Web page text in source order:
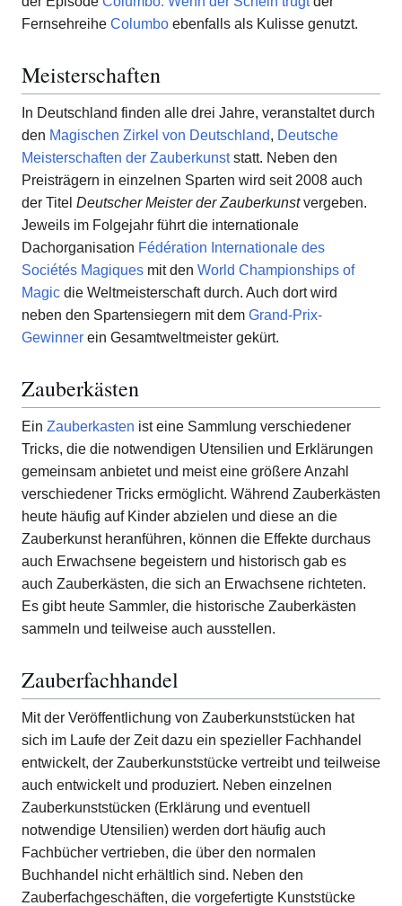
Fernsehreihe Columbo ebenfalls als Kulisse genutzt.
Meisterschaften
In Deutschland finden alle drei Jahre, veranstaltet durch
den Magischen Zirkel von Deutschland, Deutsche
Meisterschaften der Zauberkunststatt. Neben den
Preisträgern in einzelnen Sparten wird seit 2008 auch
der Titel Deutscher Meister der Zauberkunstvergeben.
Jeweils im Folgejahr führt die internationale
Dachorganisation Fédération Internationale des
Sociétés Magiques mit den World Championships of
Magic die Weltmeisterschaft durch. Auch dort wird
neben den Spartensiegern mit dem Grand-Prix-
Gewinner ein Gesamtweltmeister gekürt.
Zauberkästen
Ein Zauberkasten ist eine Sammlung verschiedener
Tricks, die die notwendigen Utensilien und Erklärungen
gemeinsam anbietet und meist eine größere Anzahl
verschiedener Tricks ermöglicht. Während Zauberkästen
heute häufig auf Kinder abzielen und diese an die
Zauberkunst heranführen, können die Effekte durchaus
auch Erwachsene begeistern und historisch gab es
auch Zauberkästen, die sich an Erwachsene richteten.
Es gibt heute Sammler, die historische Zauberkästen
sammeln und teilweise auch ausstellen.
Zauberfachhandel
Mit der Veröffentlichung von Zauberkunststücken hat
sich im Laufe der Zeit dazu ein spezieller Fachhandel
entwickelt, der Zauberkunststücke vertreibt und teilweise
auch entwickelt und produziert. Neben einzelnen
Zauberkunststücken (Erklärung und eventuell
notwendige Utensilien) werden dort häufig auch
Fachbücher vertrieben, die über den normalen
Buchhandel nicht erhältlich sind. Neben den
Zauberfachgeschäften, die vorgefertigte Kunststücke